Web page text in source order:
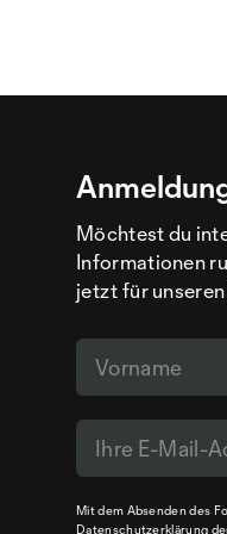
Möchtest du
Informationen
jetzt für
Mit dem Absenden des
Datenschutzerklärung